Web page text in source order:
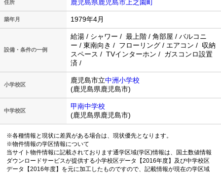
住所 鹿児島県鹿児島市上之園町
築年月 1979年4月
設備・条件の一例
給湯 / シャワー / 最上階 / 角部屋 / バルコニ
ー / 東南向き / フローリング / エアコン / 収納
スペース / TVインターホン / ガスコンロ設置
済 /
小学校区
鹿児島市立中洲小学校
(鹿児島県鹿児島市)
中学校区
甲南中学校
(鹿児島県鹿児島市)
※各種情報と現状に差異がある場合は、現状優先となります。
※物件情報の学区情報について
当サイト物件情報に記載されております通学区域(学区)情報は、国土数値情報
ダウンロードサービスが提供する小学校区データ【2016年度】及び中学校区
データ【2016年度】を元に加工したものですので、記載情報が現在の学区域